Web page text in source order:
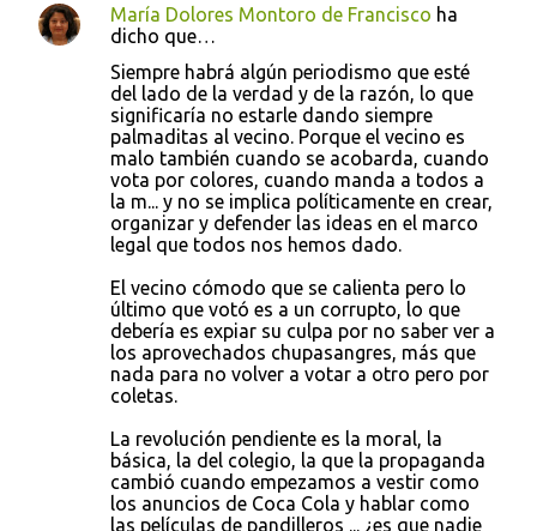
t
a
María Dolores Montoro de Francisco ha
dicho que…
Siempre habrá algún periodismo que esté
del lado de la verdad y de la razón, lo que
significaría no estarle dando siempre
palmaditas al vecino. Porque el vecino es
malo también cuando se acobarda, cuando
vota por colores, cuando manda a todos a
la m... y no se implica políticamente en crear,
organizar y defender las ideas en el marco
legal que todos nos hemos dado.
El vecino cómodo que se calienta pero lo
último que votó es a un corrupto, lo que
debería es expiar su culpa por no saber ver a
los aprovechados chupasangres, más que
nada para no volver a votar a otro pero por
coletas.
La revolución pendiente es la moral, la
básica, la del colegio, la que la propaganda
cambió cuando empezamos a vestir como
los anuncios de Coca Cola y hablar como
las películas de pandilleros ... ¿es que nadie